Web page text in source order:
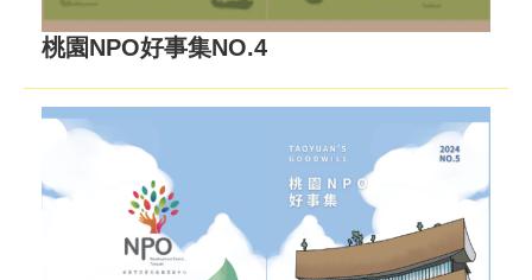
桃園NPO好事集NO.4